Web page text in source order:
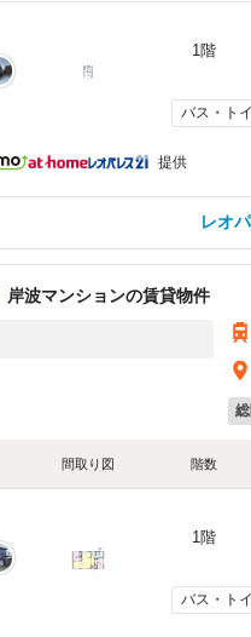
1階
バス・ト
提供
レオ
岸波マンションの賃貸物件
間取り図 階数
1階
バス・ト